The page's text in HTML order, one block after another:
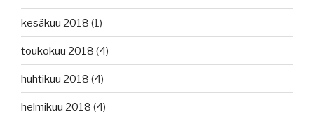
kesäkuu 2018 (1)
toukokuu 2018 (4)
huhtikuu 2018 (4)
helmikuu 2018 (4)